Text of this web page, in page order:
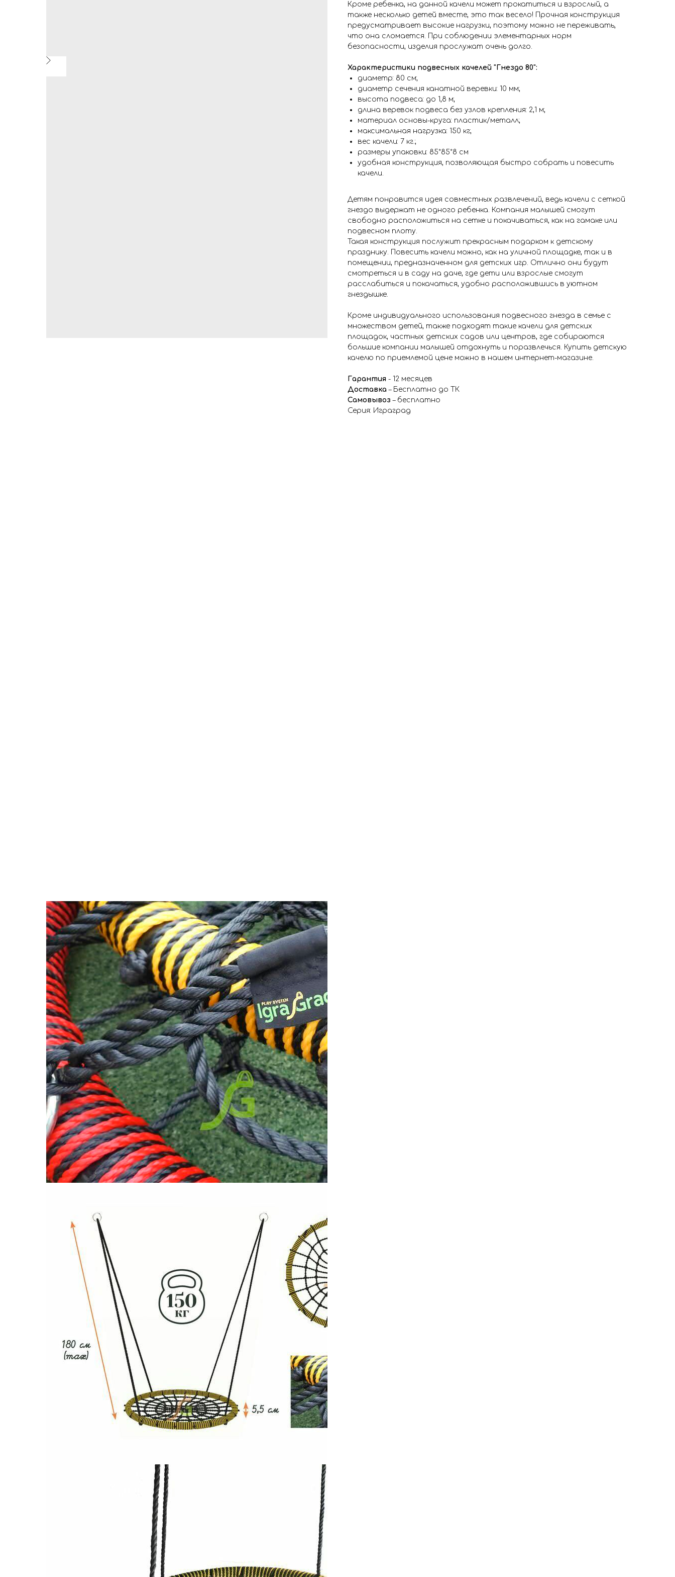
Кроме ребенка, на данной качели может прокатиться и взрослый, а
также несколько детей вместе, это так весело! Прочная конструкция
предусматривает высокие нагрузки, поэтому можно не переживать,
что она сломается. При соблюдении элементарных норм
безопасности, изделия прослужат очень долго.
Характеристики подвесных качелей "Гнездо 80":
диаметр: 80 см;
диаметр сечения канатной веревки: 10 мм;
высота подвеса: до 1,8 м;
длина веревок подвеса без узлов крепления: 2,1 м;
материал основы-круга: пластик/металл;
максимальная нагрузка: 150 кг;
вес качели: 7 кг.;
размеры упаковки: 85*85*8 см
удобная конструкция, позволяющая быстро собрать и повесить
качели.
Детям понравится идея совместных развлечений, ведь качели с сеткой
гнездо выдержат не одного ребенка. Компания малышей смогут
свободно расположиться на сетке и покачиваться, как на гамаке или
подвесном плоту.
Такая конструкция послужит прекрасным подарком к детскому
празднику. Повесить качели можно, как на уличной площадке, так и в
помещении, предназначенном для детских игр. Отлично они будут
смотреться и в саду на даче, где дети или взрослые смогут
расслабиться и покачаться, удобно расположившись в уютном
гнездышке.
Кроме индивидуального использования подвесного гнезда в семье с
множеством детей, также подходят такие качели для детских
площадок, частных детских садов или центров, где собираются
большие компании малышей отдохнуть и поразвлечься. Купить детскую
качелю по приемлемой цене можно в нашем интернет-магазине.
Гарантия - 12 месяцев
Доставка – Бесплатно до ТК
Самовывоз – бесплатно
Серия: Играград